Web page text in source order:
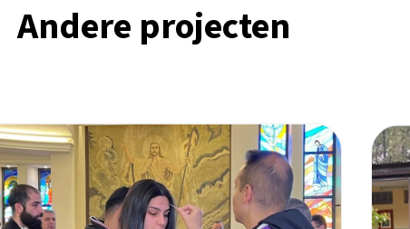
Andere projecten